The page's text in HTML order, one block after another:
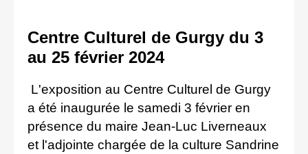
Centre Culturel de Gurgy du 3
au 25 février 2024
L'exposition au Centre Culturel de Gurgy
a été inaugurée le samedi 3 février en
présence du maire Jean-Luc Liverneaux
et l'adjointe chargée de la culture Sandrine